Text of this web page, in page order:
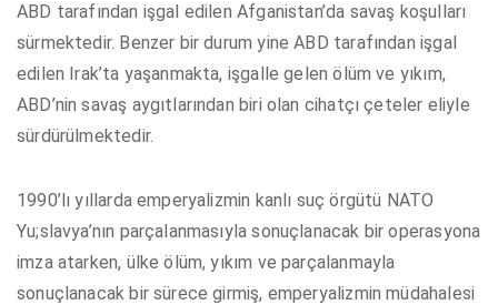
ABD tarafından işgal edilen Afganistan’da savaş koşulları
sürmektedir. Benzer bir durum yine ABD tarafından işgal
edilen Irak’ta yaşanmakta, işgalle gelen ölüm ve yıkım,
ABD’nin savaş aygıtlarından biri olan cihatçı çeteler eliyle
sürdürülmektedir.
1990’lı yıllarda emperyalizmin kanlı suç örgütü NATO
Yu;slavya’nın parçalanmasıyla sonuçlanacak bir operasyona
imza atarken, ülke ölüm, yıkım ve parçalanmayla
sonuçlanacak bir sürece girmiş, emperyalizmin müdahalesi